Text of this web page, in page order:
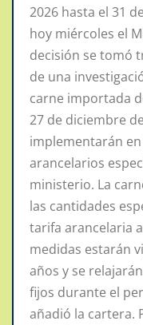
2026 hasta el 31
hoy miércoles el
decisión se tomó
de una
carne importada
27 de diciembre
implementarán
arancelarios
ministerio. La
las cantidades
tarifa arancelaria
medidas estarán
años y se
fijos durante el
añadió la cartera.